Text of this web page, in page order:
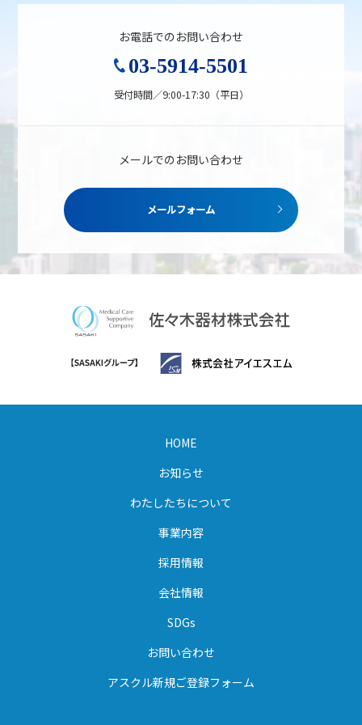
お電話でのお問い合わせ
03-5914-5501
受付時間／9:00-17:30（平日）
メールでのお問い合わせ
メールフォーム
HOME
お知らせ
わたしたちについて
事業内容
採用情報
会社情報
SDGs
お問い合わせ
アスクル新規ご登録フォーム